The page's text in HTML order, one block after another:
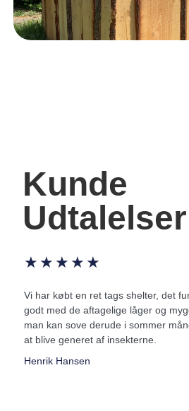
Kunde
Udtalelser
★ ★ ★ ★ ★
Vi har købt en ret tags shelter, det
godt med de aftagelige låger og
man kan sove derude i sommer
at blive generet af insekterne.
Henrik Hansen